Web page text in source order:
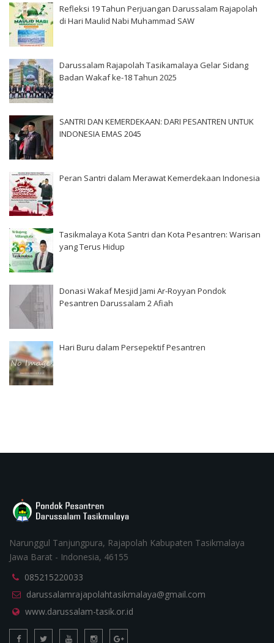
Refleksi 19 Tahun Perjuangan Darussalam Rajapolah
di Hari Maulid Nabi Muhammad SAW
Darussalam Rajapolah Tasikamalaya Gelar Sidang
Badan Wakaf ke-18 Tahun 2025
SANTRI DAN KEMERDEKAAN: DARI PESANTREN UNTUK
INDONESIA EMAS 2045
Peran Santri dalam Merawat Kemerdekaan Indonesia
Tasikmalaya Kota Santri dan Kota Pesantren: Warisan
yang Terus Hidup
Donasi Wakaf Mesjid Jami Ar-Royyan Pondok
Pesantren Darussalam 2 Afiah
Hari Buru dalam Persepektif Pesantren
Narunggul Tanjungpura, Rajapolah Kabupaten Tasikmalaya
Jawa Barat - Indonesia, 46155
085215220033
darussalamrajapolahtasikmalaya@gmail.com
www.darussalam-tasik.or.id